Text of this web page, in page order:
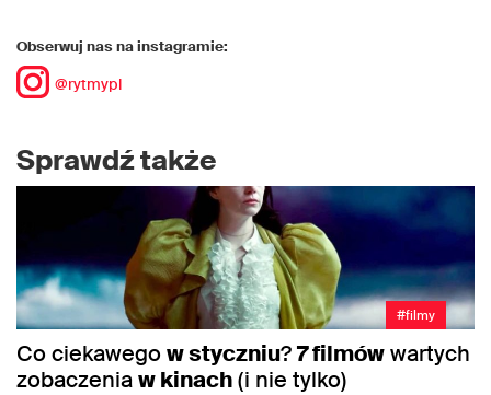
Obserwuj nas na instagramie:
@rytmypl
Sprawdź także
#filmy
Co ciekawegow styczniu?7 filmówwartych
zobaczeniaw kinach(i nie tylko)